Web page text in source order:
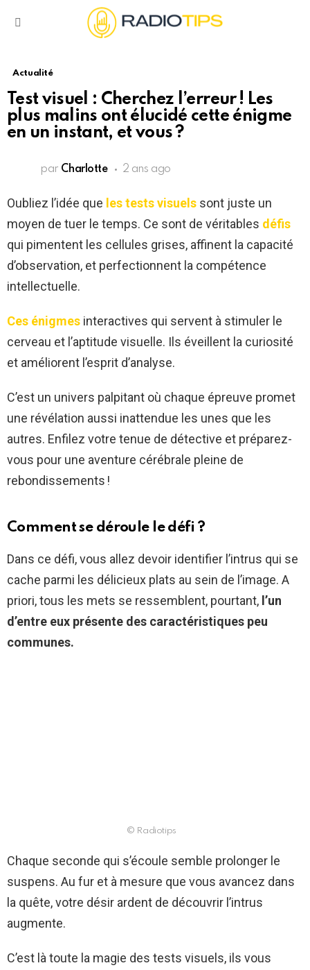
Actualité
Test visuel : Cherchez l’erreur ! Les
plus malins ont élucidé cette énigme
en un instant, et vous ?
par Charlotte 2 ans ago
Oubliez l’idée que les tests visuels sont juste un
moyen de tuer le temps. Ce sont de véritables défis
qui pimentent les cellules grises, affinent la capacité
d’observation, et perfectionnent la compétence
intellectuelle.
Ces énigmes interactives qui servent à stimuler le
cerveau et l’aptitude visuelle. Ils éveillent la curiosité
et améliorent l’esprit d’analyse.
C’est un univers palpitant où chaque épreuve promet
une révélation aussi inattendue les unes que les
autres. Enfilez votre tenue de détective et préparez-
vous pour une aventure cérébrale pleine de
rebondissements !
Comment se déroule le défi ?
Dans ce défi, vous allez devoir identifier l’intrus qui se
cache parmi les délicieux plats au sein de l’image. A
priori, tous les mets se ressemblent, pourtant, l’un
d’entre eux présente des caractéristiques peu
communes.
© Radiotips
Chaque seconde qui s’écoule semble prolonger le
suspens. Au fur et à mesure que vous avancez dans
la quête, votre désir ardent de découvrir l’intrus
augmente.
C’est là toute la magie des tests visuels, ils vous